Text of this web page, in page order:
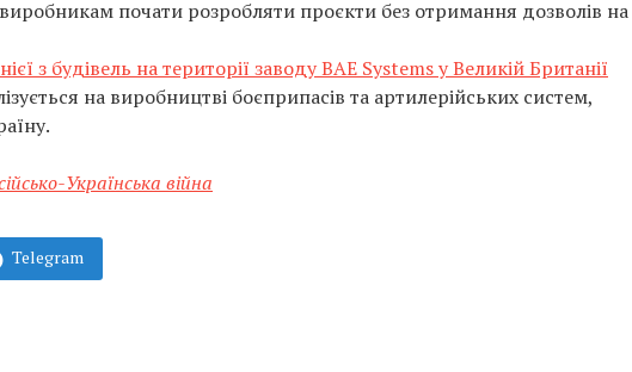
почати розробляти проєкти без отримання дозволів на
з будівель на території заводу BAE Systems у Великій Британії
на виробництві боєприпасів та артилерійських систем,
Українська війна
Telegram